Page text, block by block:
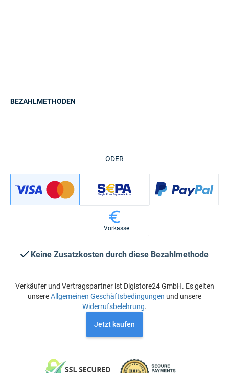
ODER
BEZAHLMETHODEN
Vorkasse
Keine Zusatzkosten durch diese Bezahlmethode
Verkäufer und Vertragspartner ist Digistore24 GmbH. Es gelten
unsereAllgemeinen Geschäftsbedingungen und unsere
Widerrufsbelehrung.
Jetzt kaufen